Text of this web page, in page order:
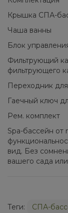
Крышка СПА-
Чаша ванны
Блок
Фильтрующий
фильтрующего
Переходник
Гаечный ключ
Рем. комплект
Spa-бассейн от
вид. Без
вашего сада
Теги: СПА-